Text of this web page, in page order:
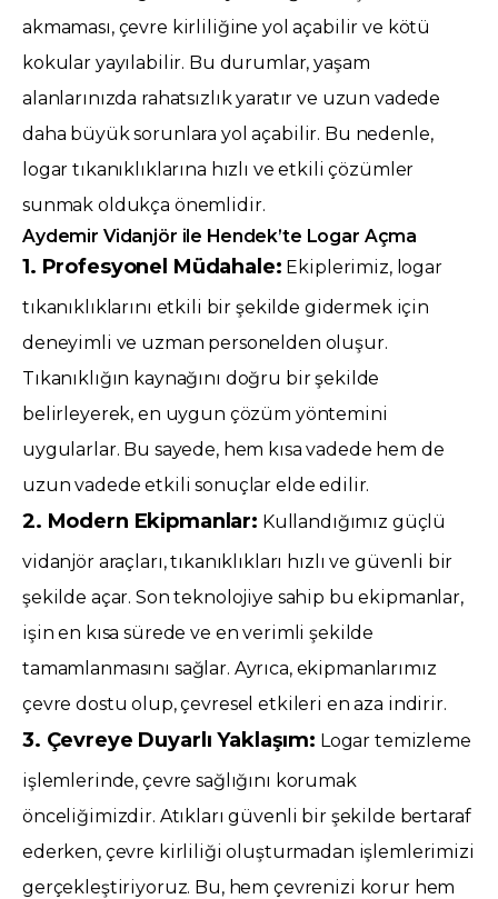
akmaması, çevre kirliliğine yol açabilir ve kötü
kokular yayılabilir. Bu durumlar, yaşam
alanlarınızda rahatsızlık yaratır ve uzun vadede
daha büyük sorunlara yol açabilir. Bu nedenle,
logar tıkanıklıklarına hızlı ve etkili çözümler
sunmak oldukça önemlidir.
Aydemir Vidanjör ile Hendek’te Logar Açma
1. Profesyonel Müdahale: Ekiplerimiz, logar
tıkanıklıklarını etkili bir şekilde gidermek için
deneyimli ve uzman personelden oluşur.
Tıkanıklığın kaynağını doğru bir şekilde
belirleyerek, en uygun çözüm yöntemini
uygularlar. Bu sayede, hem kısa vadede hem de
uzun vadede etkili sonuçlar elde edilir.
2. Modern Ekipmanlar: Kullandığımız güçlü
vidanjör araçları, tıkanıklıkları hızlı ve güvenli bir
şekilde açar. Son teknolojiye sahip bu ekipmanlar,
işin en kısa sürede ve en verimli şekilde
tamamlanmasını sağlar. Ayrıca, ekipmanlarımız
çevre dostu olup, çevresel etkileri en aza indirir.
3. Çevreye Duyarlı Yaklaşım: Logar temizleme
işlemlerinde, çevre sağlığını korumak
önceliğimizdir. Atıkları güvenli bir şekilde bertaraf
ederken, çevre kirliliği oluşturmadan işlemlerimizi
gerçekleştiriyoruz. Bu, hem çevrenizi korur hem